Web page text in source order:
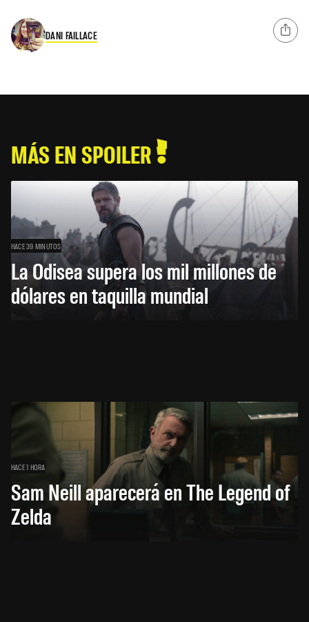
DANI FAILLACE
MÁS EN SPOILER
HACE 39 MINUTOS
La Odisea supera los mil millones de
dólares en taquilla mundial
HACE 1 HORA
Sam Neill aparecerá en The Legend of
Zelda